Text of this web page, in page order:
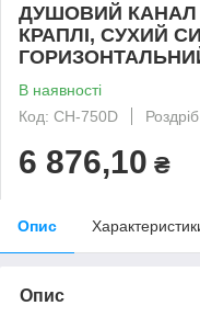
ДУШОВИЙ КАНАЛ
КРАПЛІ, СУХИЙ
В наявності
Код: CH-750D
Роздріб
6 876,10 ₴
Опис
Опис